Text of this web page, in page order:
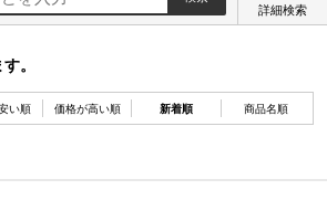
詳細検索
。
い順 価格が高い順 新着順 商品名順